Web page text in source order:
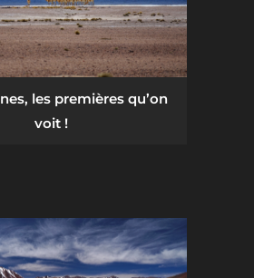
les premières qu’on
voit !